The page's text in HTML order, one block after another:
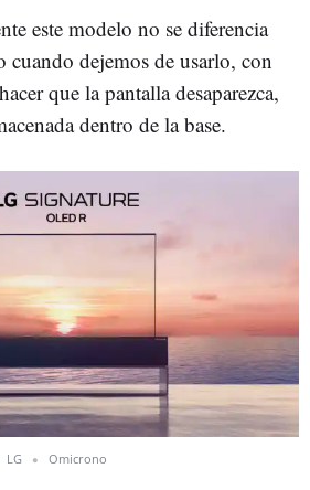
este modelo no se diferencia
cuando dejemos de usarlo, con
que la pantalla desaparezca,
dentro de la base.
LG Omicrono